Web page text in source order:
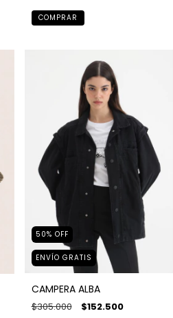
COMPRAR
50% OFF
ENVÍO GRATIS
CAMPERA ALBA
$305.000 $152.500